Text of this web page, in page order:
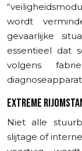
wordt
gevaarlijke
essentieel dat
volgens
EXTREME
Niet alle
slijtage of